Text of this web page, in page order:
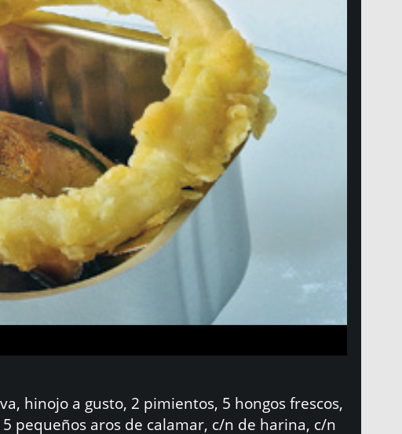
hinojo a gusto, 2 pimientos, 5 hongos frescos,
pequeños aros de calamar, c/n de harina, c/n